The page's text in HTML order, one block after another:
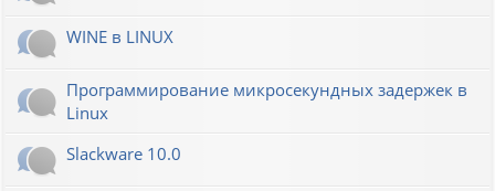
WINE в LINUX
Программирование микросекундных задержек в
Linux
Slackware 10.0